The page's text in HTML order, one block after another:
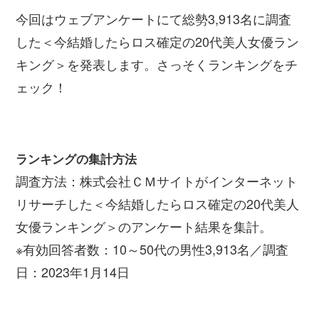
今回はウェブアンケートにて総勢3,913名に調査
した＜今結婚したらロス確定の20代美人女優ラン
キング＞を発表します。さっそくランキングをチ
ェック！
ランキングの集計方法
調査方法：株式会社ＣＭサイトがインターネット
リサーチした＜今結婚したらロス確定の20代美人
女優ランキング＞のアンケート結果を集計。
※有効回答者数：10～50代の男性3,913名／調査
日：2023年1月14日